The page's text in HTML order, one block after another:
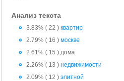
Анализ текста
3.83% ( 22 ) квартир
2.79% ( 16 ) москве
2.61% ( 15 ) дома
2.26% ( 13 ) недвижимости
2.09% ( 12 ) элитной